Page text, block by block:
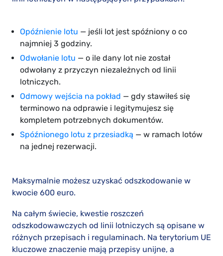
Opóźnienie lotu — jeśli lot jest spóźniony o co
najmniej 3 godziny.
Odwołanie lotu — o ile dany lot nie został
odwołany z przyczyn niezależnych od linii
lotniczych.
Odmowy wejścia na pokład — gdy stawiłeś się
terminowo na odprawie i legitymujesz się
kompletem potrzebnych dokumentów.
Spóźnionego lotu z przesiadką — w ramach lotów
na jednej rezerwacji.
Maksymalnie możesz uzyskać odszkodowanie w
kwocie 600 euro.
Na całym świecie, kwestie roszczeń
odszkodowawczych od linii lotniczych są opisane w
różnych przepisach i regulaminach. Na terytorium UE
kluczowe znaczenie mają przepisy unijne, a